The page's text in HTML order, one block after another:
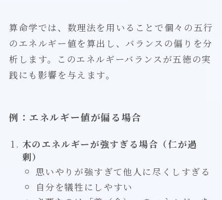
算命学では、数理法を用いることで個々の五行
のエネルギー値を算出し、バランスの偏りを分
析します。このエネルギーバランスが五徳の実
践にも影響を与えます。
例：エネルギー値が偏る場合
木のエネルギーが強すぎる場合（仁が過
剰）
思いやりが強すぎて他人に尽くしすぎる
自分を犠牲にしやすい